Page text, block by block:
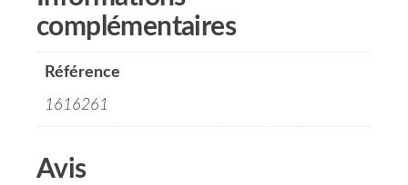
complémentaires
Référence
1616261
Avis